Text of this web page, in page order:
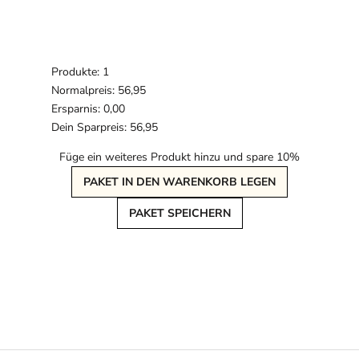
Produkte: 1
Normalpreis: 56,95
Ersparnis: 0,00
Dein Sparpreis: 56,95
Füge ein weiteres Produkt hinzu und spare 10%
PAKET IN DEN WARENKORB LEGEN
PAKET SPEICHERN